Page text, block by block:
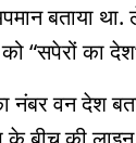
बताया
“सपेरों का
वन देश